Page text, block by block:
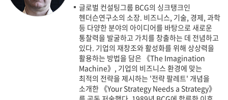
글로벌 컨설팅그룹 BCG의 싱크탱크인
헨더슨연구소의 소장. 비즈니스, 기술, 경제, 과학
등 다양한 분야의 아이디어를 바탕으로 새로운
통찰력을 발굴하고 가치를 창출하는 데 전념하고
있다. 기업의 재창조와 활성화를 위해 상상력을
활용하는 방법을 담은 《The Imagination
Machine》, 기업의 비즈니스 환경에 맞는
최적의 전략을 제시하는 '전략 팔레트' 개념을
소개한 《Your Strategy Needs a Strategy》